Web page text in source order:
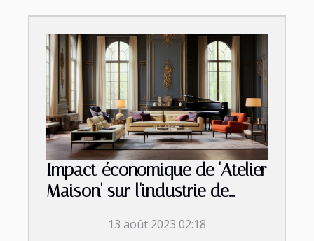
Impact économique de 'Atelier
Maison' sur l'industrie de
13 août 2023 02:18